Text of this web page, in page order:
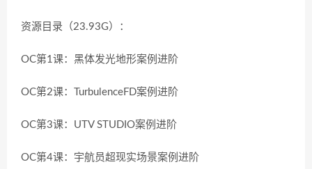
资源目录（23.93G）：
OC第1课：黑体发光地形案例进阶
OC第2课：TurbulenceFD案例进阶
OC第3课：UTV STUDIO案例进阶
OC第4课：宇航员超现实场景案例进阶